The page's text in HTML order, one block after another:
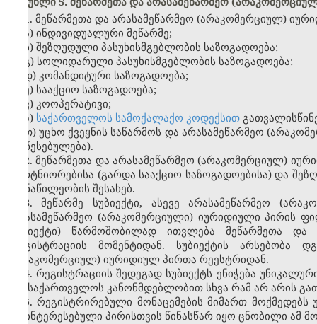
1. მეწარმეთა და არასამეწარმეო (არაკომერციულ)
ა) ინდივიდუალური მეწარმე;
ბ) შეზღუდული პასუხისმგებლობის საზოგადოება;
გ) სოლიდარული პასუხისმგებლობის საზოგადოება;
დ) კომანდიტური საზოგადოება;
ე) სააქციო საზოგადოება;
ვ) კოოპერატივი;
ზ) საქართველოს სამოქალაქო კოდექსით
თ) უცხო ქვეყნის საწარმოს და არასამეწარმეო
დაწესებულება).
2. მეწარმეთა და არასამეწარმეო (არაკომერციულ)
პარტნიორებისა (გარდა სააქციო საზოგადოებისა) და
მონაწილეობის შესახებ.
3. მეწარმე სუბიექტი, ასევე არასამეწარმეო
არასამეწარმეო (არაკომერციული) იურიდიული პირის
სუბიექტი) წარმოშობილად ითვლება მეწარმეთა
რეგისტრაციის მომენტიდან. სუბიექტის
(არაკომერციულ) იურიდიულ პირთა რეესტრიდან.
4. რეგისტრაციის შედეგად სუბიექტს ენიჭება
თუ საქართველოს კანონმდებლობით სხვა რამ არ არის
5. რეგისტრირებული მონაცემების მიმართ
დაინტერესებული პირისთვის წინასწარ იყო ცნობილი ამ